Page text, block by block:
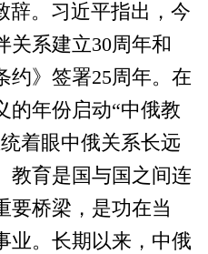
辞。习近平指出，今
关系建立30周年和
约》签署25周年。在
的年份启动“中俄教
着眼中俄关系长远
教育是国与国之间连
要桥梁，是功在当
业。长期以来，中俄